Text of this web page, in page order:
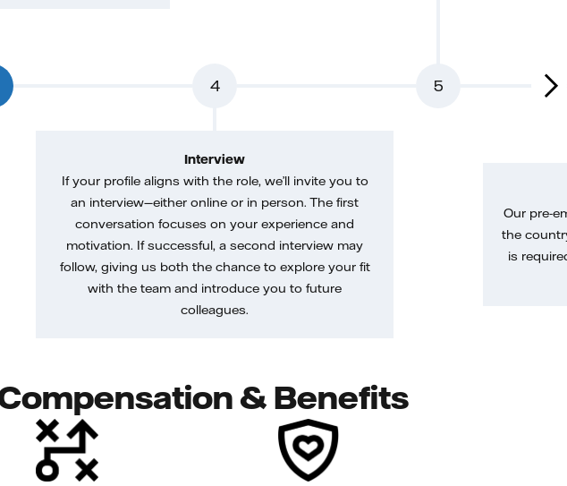
4
Interview
If your profile aligns with the role, we’ll invite you to
an interview—either online or in person. The first
conversation focuses on your experience and
motivation. If successful, a second interview may
follow, giving us both the chance to explore your fit
with the team and introduce you to future
colleagues.
5
Our pre-
the
is
& Benefits